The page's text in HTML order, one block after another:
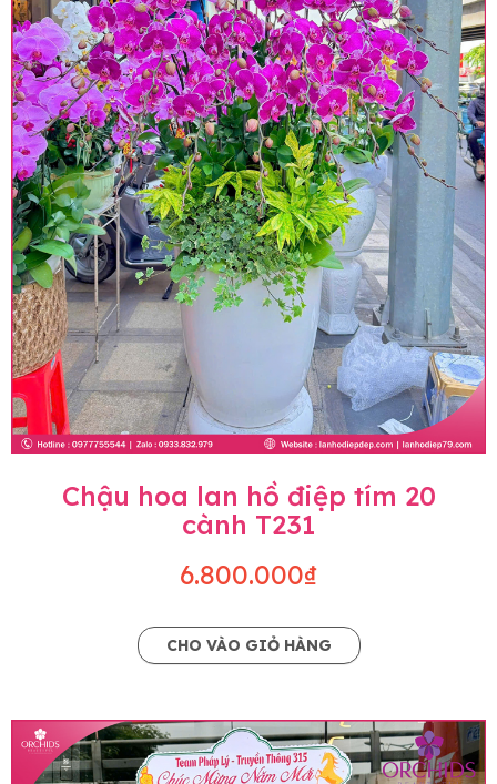
Chậu hoa lan hồ điệp tím 20
cành T231
6.800.000₫
CHO VÀO GIỎ HÀNG